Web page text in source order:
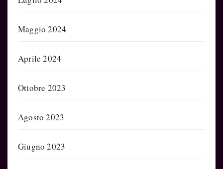
Maggio 2024
Aprile 2024
Ottobre 2023
Agosto 2023
Giugno 2023